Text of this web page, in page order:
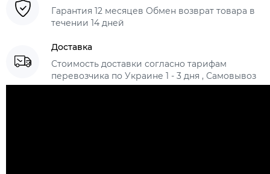
Гарантия 12 месяцев Обмен возврат товара в
течении 14 дней
Доставка
Стоимость доставки согласно тарифам
перевозчика по Украине 1 - 3 дня , Самовывоз